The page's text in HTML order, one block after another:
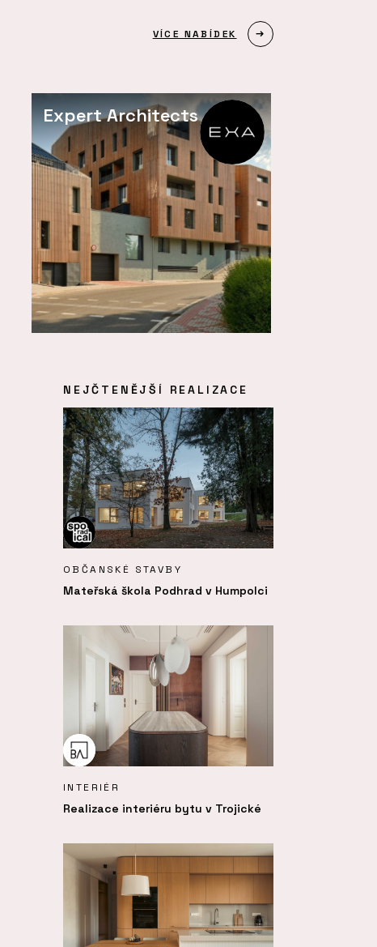
VÍCE NABÍDEK
Expert Architects
NEJČTENĚJŠÍ REALIZACE
OBČANSKÉ STAVBY
Mateřská škola Podhrad v Humpolci
INTERIÉR
Realizace interiéru bytu v Trojické